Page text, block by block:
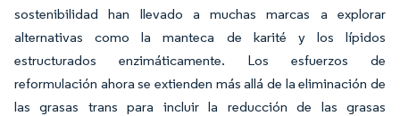
sostenibilidad han llevado a muchas marcas a explorar
alternativas como la manteca de karité y los lípidos
estructurados enzimáticamente. Los esfuerzos de
reformulación ahora se extienden más allá de la eliminación de
las grasas trans para incluir la reducción de las grasas